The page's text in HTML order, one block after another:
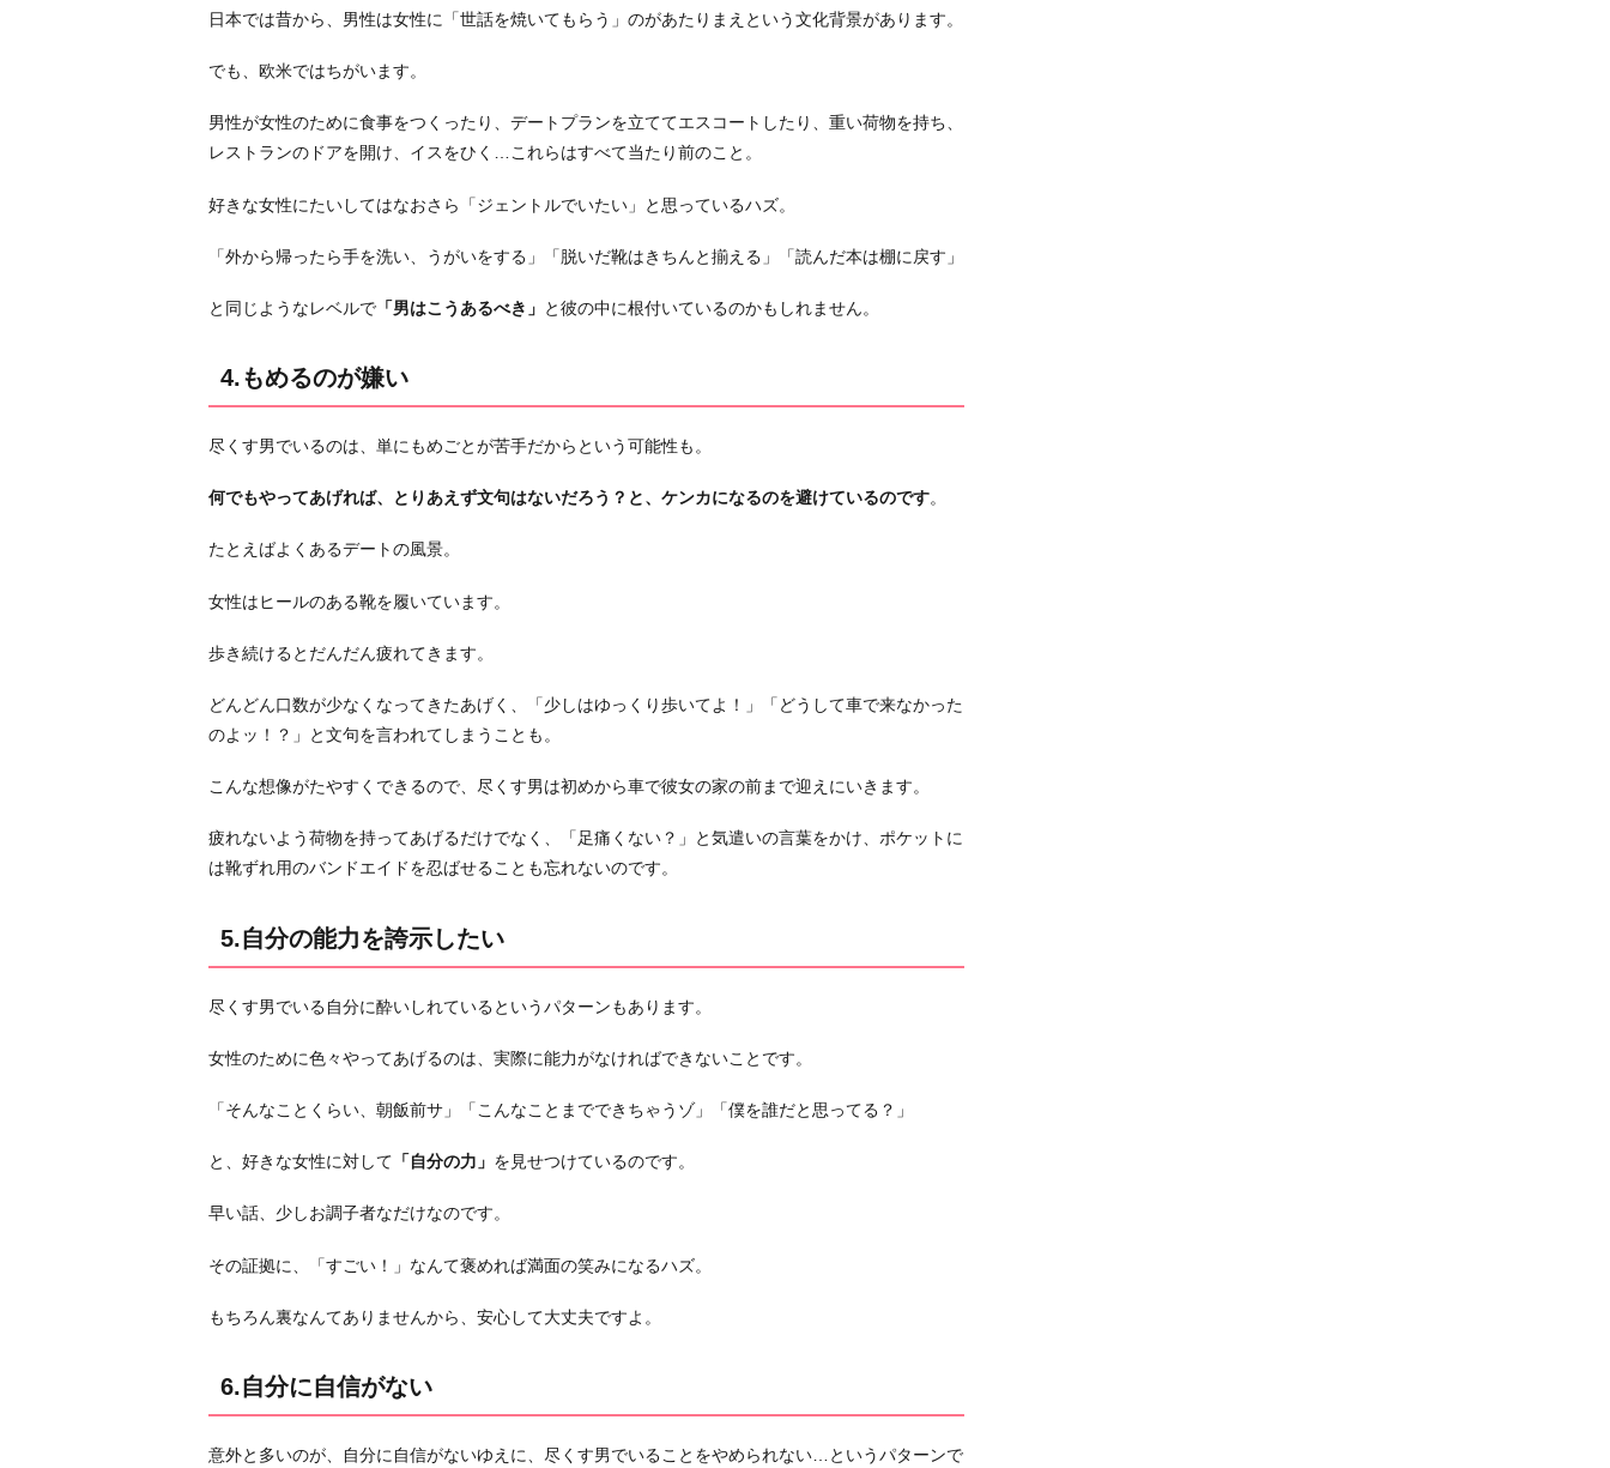
し
い
に
信
な
お
わ
り
日本では昔から、男性は女性に「世話を焼いてもらう」のがあたりまえという文化背景があります。
でも、欧米ではちがいます。
男性が女性のために食事をつくったり、デートプランを立ててエスコートしたり、重い荷物を持ち、
レストランのドアを開け、イスをひく…これらはすべて当たり前のこと。
好きな女性にたいしてはなおさら「ジェントルでいたい」と思っているハズ。
「外から帰ったら手を洗い、うがいをする」「脱いだ靴はきちんと揃える」「読んだ本は棚に戻す」
と同じようなレベルで 「男はこうあるべき」 と彼の中に根付いているのかもしれません。
4.もめるのが嫌い
尽くす男でいるのは、単にもめごとが苦手だからという可能性も。
何でもやってあげれば、とりあえず文句はないだろう？と、ケンカになるのを避けているのです。
たとえばよくあるデートの風景。
女性はヒールのある靴を履いています。
歩き続けるとだんだん疲れてきます。
どんどん口数が少なくなってきたあげく、「少しはゆっくり歩いてよ！」「どうして車で来なかった
のよッ！？」と文句を言われてしまうことも。
こんな想像がたやすくできるので、尽くす男は初めから車で彼女の家の前まで迎えにいきます。
疲れないよう荷物を持ってあげるだけでなく、「足痛くない？」と気遣いの言葉をかけ、ポケットに
は靴ずれ用のバンドエイドを忍ばせることも忘れないのです。
5.自分の能力を誇示したい
尽くす男でいる自分に酔いしれているというパターンもあります。
女性のために色々やってあげるのは、実際に能力がなければできないことです。
「そんなことくらい、朝飯前サ」「こんなことまでできちゃうゾ」「僕を誰だと思ってる？」
と、好きな女性に対して 「自分の力」 を見せつけているのです。
早い話、少しお調子者なだけなのです。
その証拠に、「すごい！」なんて褒めれば満面の笑みになるハズ。
もちろん裏なんてありませんから、安心して大丈夫ですよ。
6.自分に自信がない
意外と多いのが、自分に自信がないゆえに、尽くす男でいることをやめられない…というパターンで